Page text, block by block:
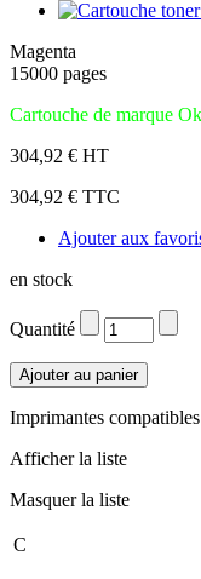
Magenta
15000 pages
Cartouche de marque
304,92 € HT
304,92 € TTC
Ajouter aux
en stock
Quantité
Imprimantes
Afficher la liste
Masquer la liste
C